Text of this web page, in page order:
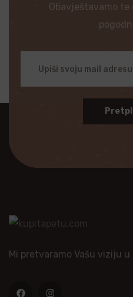
Obavještavamo te
Mi pretvaramo Vašu viziju